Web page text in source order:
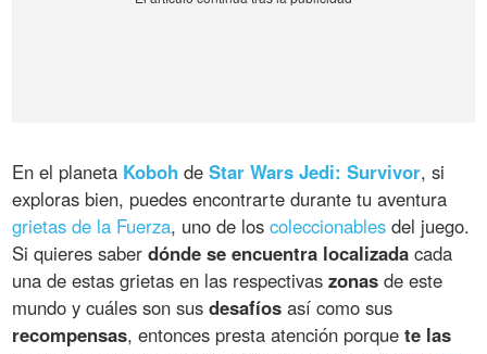
En el planeta Koboh deStar Wars Jedi: Survivor, si
exploras bien, puedes encontrarte durante tu aventura
grietas de la Fuerza, uno de loscoleccionables del juego.
Si quieres saberdónde se encuentra localizada cada
una de estas grietas en las respectivaszonas de este
mundo y cuáles son susdesafíos así como sus
recompensas, entonces presta atención porquete las